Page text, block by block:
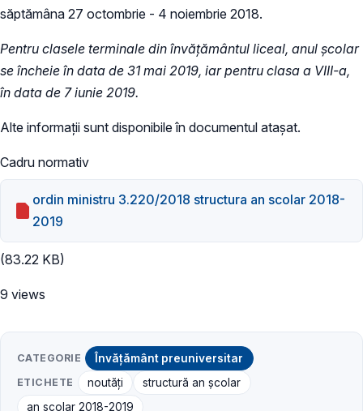
săptămâna 27 octombrie - 4 noiembrie 2018.
Pentru clasele terminale din învăţământul liceal, anul şcolar
se încheie în data de 31 mai 2019, iar pentru clasa a VIII-a,
în data de 7 iunie 2019.
Alte informații sunt disponibile în documentul atașat.
Cadru normativ
ordin ministru 3.220/2018 structura an scolar 2018-
2019
(83.22 KB)
9 views
CATEGORIE Învățământ preuniversitar
ETICHETE noutăți
structură an școlar
an școlar 2018-2019